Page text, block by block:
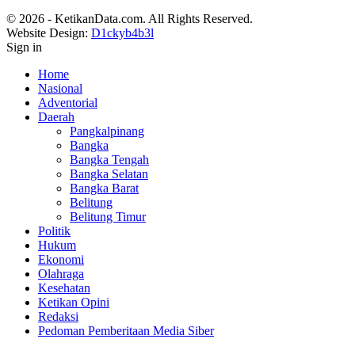
© 2026 - KetikanData.com. All Rights Reserved.
Website Design: D1ckyb4b3l
Sign in
Home
Nasional
Adventorial
Daerah
Pangkalpinang
Bangka
Bangka Tengah
Bangka Selatan
Bangka Barat
Belitung
Belitung Timur
Politik
Hukum
Ekonomi
Olahraga
Kesehatan
Ketikan Opini
Redaksi
Pedoman Pemberitaan Media Siber